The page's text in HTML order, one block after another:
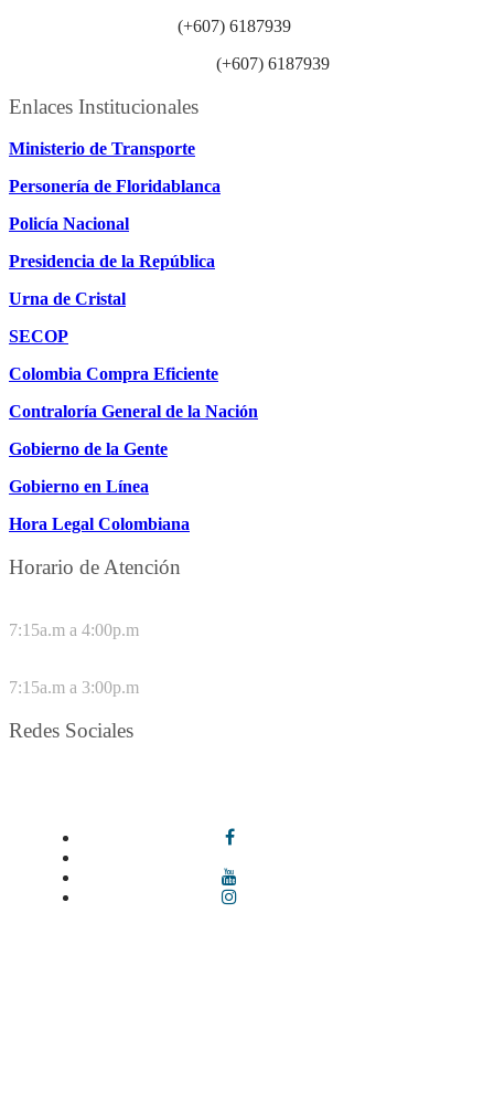
(+607) 6187939
(+607) 6187939
Enlaces Institucionales
Ministerio de Transporte
Personería de Floridablanca
Policía Nacional
Presidencia de la República
Urna de Cristal
SECOP
Colombia Compra Eficiente
Contraloría General de la Nación
Gobierno de la Gente
Gobierno en Línea
Hora Legal Colombiana
Horario de Atención
7:15a.m a 4:00p.m
7:15a.m a 3:00p.m
Redes Sociales